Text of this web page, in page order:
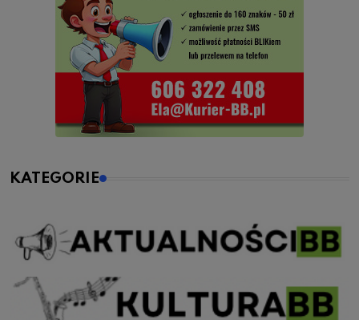
KATEGORIE